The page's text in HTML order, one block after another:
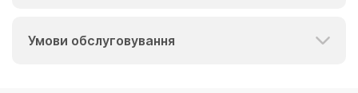
Умови обслуговування